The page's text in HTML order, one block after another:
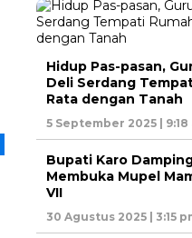
Hidup Pas-pasan,
Deli Serdang
Rata dengan Tanah
5 September 2025 | 9:18
Bupati Karo
Membuka Mupel
VII
30 Agustus 2025 | 3:15